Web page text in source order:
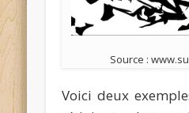
Source :
Voici deux